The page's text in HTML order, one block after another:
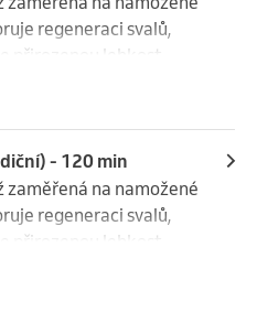
regeneraci svalů,
přirozenou lehkost
kdo touží po úlevě a
- 120 min
na namožené
regeneraci svalů,
přirozenou lehkost
kdo touží po úlevě a